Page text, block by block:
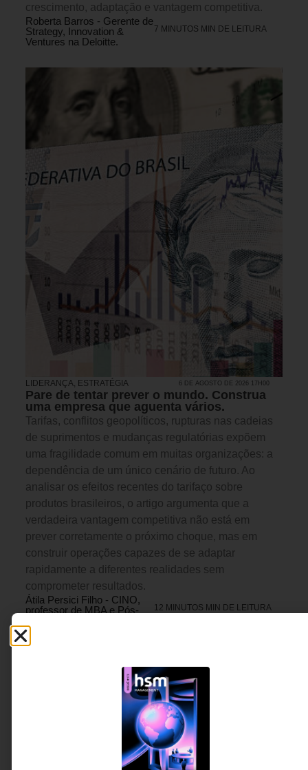
crescimento, adaptação e vantagem competitiva.
Roberta Barros - Gerente de
Strategy, Innovation &
Ventures na Deloitte.
7 MINUTOS MIN DE LEITURA
LIDERANÇA, ESTRATÉGIA 6 DE AGOSTO DE 2026 17H00
Pare de tentar prever o mundo. Construa
uma empresa que aguenta vários.
Tarifas, conflitos geopolíticos, rupturas nas cadeias
de suprimentos e mudanças regulatórias expõem
uma fragilidade comum em muitas organizações: a
dependência de um único cenário de futuro. Ao
analisar os efeitos recentes do tarifaço sobre
produtos brasileiros, o artigo argumenta que a
verdadeira vantagem competitiva não está em
prever corretamente o próximo choque, mas em
construir operações capazes de se adaptar
rapidamente a diferentes realidades sem
comprometer resultados.
Átila Persici Filho - CINO,
professor de MBA e Pós-
de Inovação.
12 MINUTOS MIN DE LEITURA